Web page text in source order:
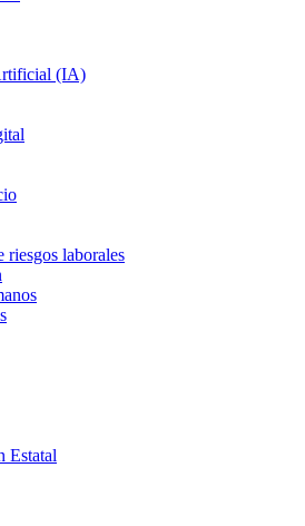
(IA)
riesgos laborales
Estatal